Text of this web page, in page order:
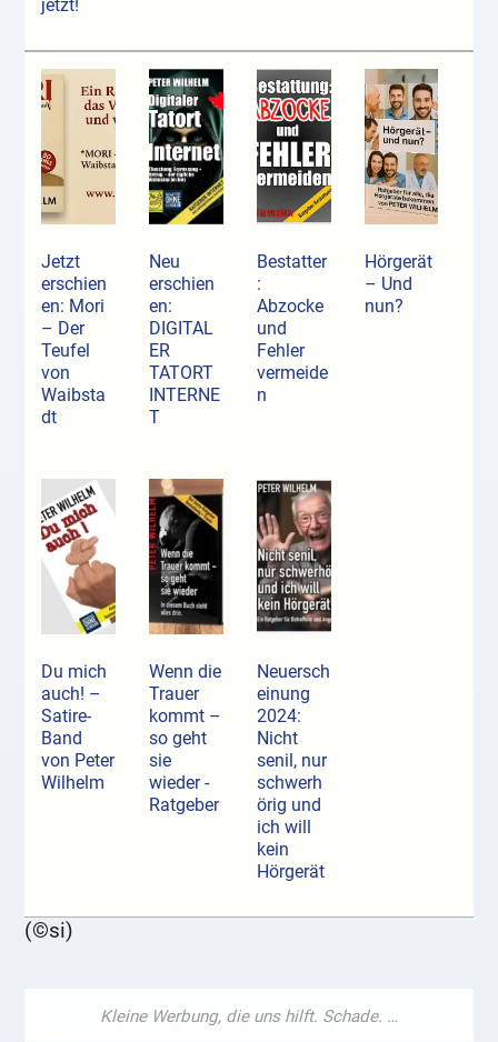
jetzt!
Jetzt
erschien
en: Mori
– Der
Teufel
von
Waibsta
dt
Neu
erschien
en:
DIGITAL
ER
TATORT
INTERNE
T
Bestatter
:
Abzocke
und
Fehler
vermeide
n
Hörgerät
– Und
nun?
Du mich
auch! –
Satire-
Band
von Peter
Wilhelm
Wenn die
Trauer
kommt –
so geht
sie
wieder -
Ratgeber
Neuersch
einung
2024:
Nicht
senil, nur
schwerh
örig und
ich will
kein
Hörgerät
(©si)